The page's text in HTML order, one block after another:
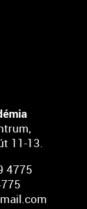
11-13.
4775